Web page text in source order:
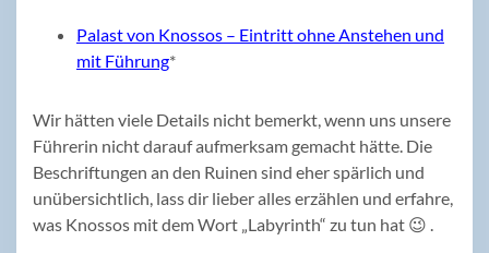
Palast von Knossos – Eintritt ohne Anstehen und
mit Führung*
Wir hätten viele Details nicht bemerkt, wenn uns unsere
Führerin nicht darauf aufmerksam gemacht hätte. Die
Beschriftungen an den Ruinen sind eher spärlich und
unübersichtlich, lass dir lieber alles erzählen und erfahre,
was Knossos mit dem Wort „Labyrinth“ zu tun hat 😉 .